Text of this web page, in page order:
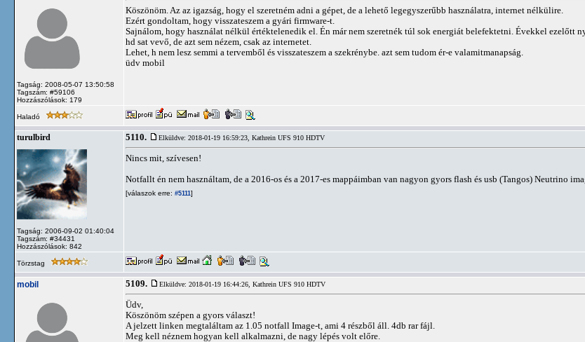
Tagság: 2008-05-07 13:50:58
Tagszám: #59106
Hozzászólások: 179
Köszönöm. Az az igazság, hogy el szeretném adni a gépet, de a lehető legegyszerűbb használatra, internet nélkülire.
Ezért gondoltam, hogy visszateszem a gyári firmware-t.
Sajnálom, hogy használat nélkül értéktelenedik el. Én már nem szeretnék túl sok energiát belefektetni. Évekkel ezelőtt
hd sat vevő, de azt sem nézem, csak az internetet.
Lehet, h nem lesz semmi a tervemből és visszateszem a szekrénybe. azt sem tudom ér-e valamitmanapság.
üdv mobil
Haladó
turulbird
Tagság: 2006-09-02 01:40:04
Tagszám: #34431
Hozzászólások: 842
5110. Elküldve: 2018-01-19 16:59:23, Kathrein UFS 910 HDTV
Nincs mit, szívesen!
Notfallt én nem használtam, de a 2016-os és a 2017-es mappáimban van nagyon gyors flash és usb (Tangos) Neutrino
[válaszok erre: #5111]
Törzstag
mobil 5109. Elküldve: 2018-01-19 16:44:26, Kathrein UFS 910 HDTV
Üdv,
Köszönöm szépen a gyors választ!
A jelzett linken megtaláltam az 1.05 notfall Image-t, ami 4 részből áll. 4db rar fájl.
Meg kell néznem hogyan kell alkalmazni, de nagy lépés volt előre.